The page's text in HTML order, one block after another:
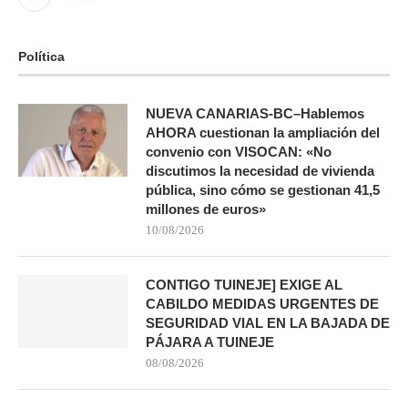
Política
NUEVA CANARIAS-BC–Hablemos
AHORA cuestionan la ampliación del
convenio con VISOCAN: «No
discutimos la necesidad de vivienda
pública, sino cómo se gestionan 41,5
millones de euros»
10/08/2026
CONTIGO TUINEJE] EXIGE AL
CABILDO MEDIDAS URGENTES DE
SEGURIDAD VIAL EN LA BAJADA DE
PÁJARA A TUINEJE
08/08/2026